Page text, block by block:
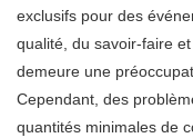
exclusifs pour des
qualité, du savoir-faire
demeure une
Cependant, des
quantités minimales de